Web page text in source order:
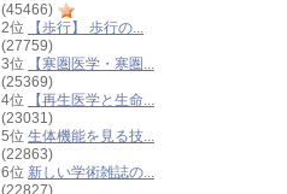
(45466)
2位
【歩行】 歩行の...
(27759)
3位
【寒圏医学・寒圏...
(25369)
4位
【再生医学と生命...
(23031)
5位 生体機能を見る技...
(22863)
6位 新しい学術雑誌の...
(22827)